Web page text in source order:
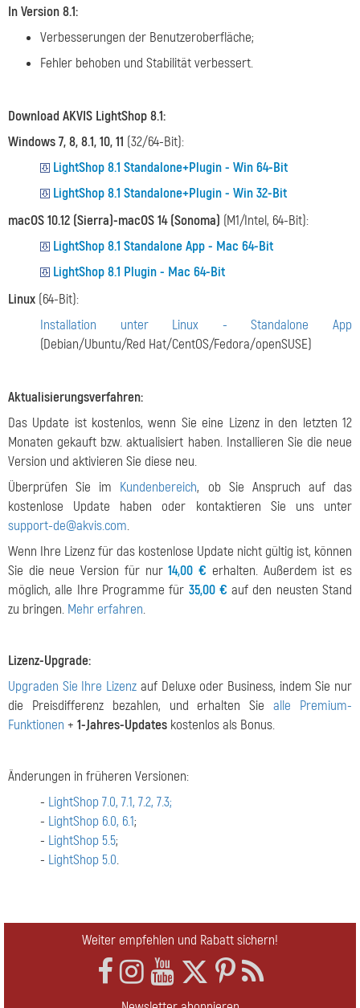
In Version 8.1:
Verbesserungen der Benutzeroberfläche;
Fehler behoben und Stabilität verbessert.
Download AKVIS LightShop 8.1:
Windows 7, 8, 8.1, 10, 11 (32/64-Bit):
LightShop 8.1 Standalone+Plugin - Win 64-Bit
LightShop 8.1 Standalone+Plugin - Win 32-Bit
macOS 10.12 (Sierra)-macOS 14 (Sonoma) (M1/Intel, 64-Bit):
LightShop 8.1 Standalone App - Mac 64-Bit
LightShop 8.1 Plugin - Mac 64-Bit
Linux (64-Bit):
Installation unter Linux - Standalone App
(Debian/Ubuntu/Red Hat/CentOS/Fedora/openSUSE)
Aktualisierungsverfahren:
Das Update ist kostenlos, wenn Sie eine Lizenz in den letzten 12
Monaten gekauft bzw. aktualisiert haben. Installieren Sie die neue
Version und aktivieren Sie diese neu.
Überprüfen Sie im Kundenbereich, ob Sie Anspruch auf das
kostenlose Update haben oder kontaktieren Sie uns unter
support-de@akvis.com.
Wenn Ihre Lizenz für das kostenlose Update nicht gültig ist, können
Sie die neue Version für nur14,00 € erhalten. Außerdem ist es
möglich, alle Ihre Programme für 35,00 € auf den neusten Stand
zu bringen. Mehr erfahren.
Lizenz-Upgrade:
Upgraden Sie Ihre Lizenz auf Deluxe oder Business, indem Sie nur
die Preisdifferenz bezahlen, und erhalten Siealle Premium-
Funktionen + 1-Jahres-Updates kostenlos als Bonus.
Änderungen in früheren Versionen:
- LightShop 7.0, 7.1, 7.2, 7.3;
- LightShop 6.0, 6.1;
- LightShop 5.5;
- LightShop 5.0.
Weiter empfehlen und Rabatt sichern!